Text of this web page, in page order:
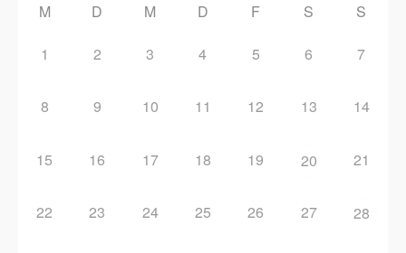
M D M D F S S
1 2 3 4 5 6 7
8 9 10 11 12 13 14
15 16 17 18 19 20 21
22 23 24 25 26 27 28